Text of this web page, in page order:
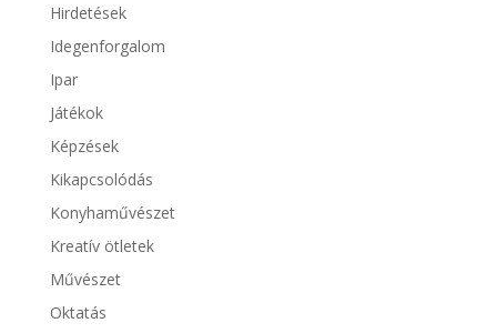
Hirdetések
Idegenforgalom
Ipar
Játékok
Képzések
Kikapcsolódás
Konyhaművészet
Kreatív ötletek
Művészet
Oktatás